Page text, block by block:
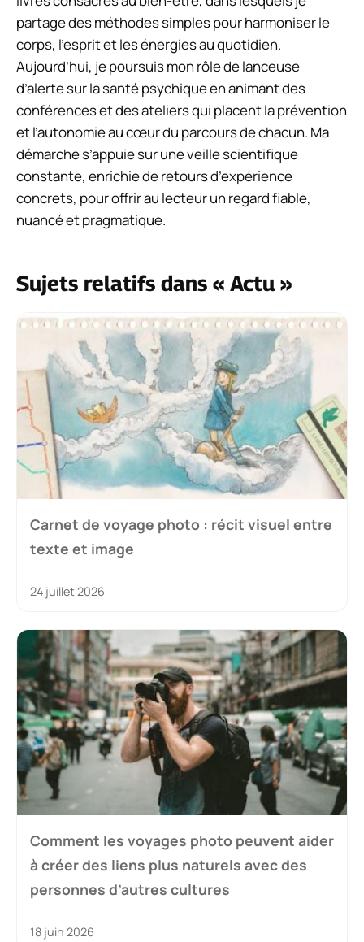
partage des méthodes simples pour harmoniser le
corps, l’esprit et les énergies au quotidien.
Aujourd’hui, je poursuis mon rôle de lanceuse
d’alerte sur la santé psychique en animant des
conférences et des ateliers qui placent la prévention
et l’autonomie au cœur du parcours de chacun. Ma
démarche s’appuie sur une veille scientifique
constante, enrichie de retours d’expérience
concrets, pour offrir au lecteur un regard fiable,
nuancé et pragmatique.
Sujets relatifs dans « Actu »
Carnet de voyage photo : récit visuel entre
texte et image
24 juillet 2026
Comment les voyages photo peuvent aider
à créer des liens plus naturels avec des
personnes d’autres cultures
18 juin 2026